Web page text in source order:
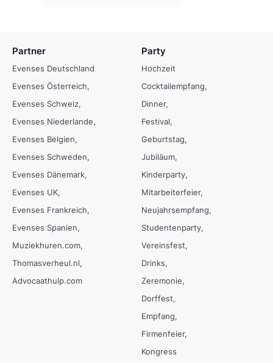
Partner
Evenses Deutschland
Evenses Österreich
Evenses Schweiz
Evenses Niederlande
Evenses Belgien
Evenses Schweden
Evenses Dänemark
Evenses UK
Evenses Frankreich
Evenses Spanien
Muziekhuren.com
Thomasverheul.nl
Advocaathulp.com
Party
Hochzeit
Cocktailempfang
Dinner
Festival
Geburtstag
Jubiläum
Kinderparty
Mitarbeiterfeier
Neujahrsempfang
Studentenparty
Vereinsfest
Drinks
Zeremonie
Dorffest
Empfang
Firmenfeier
Kongress